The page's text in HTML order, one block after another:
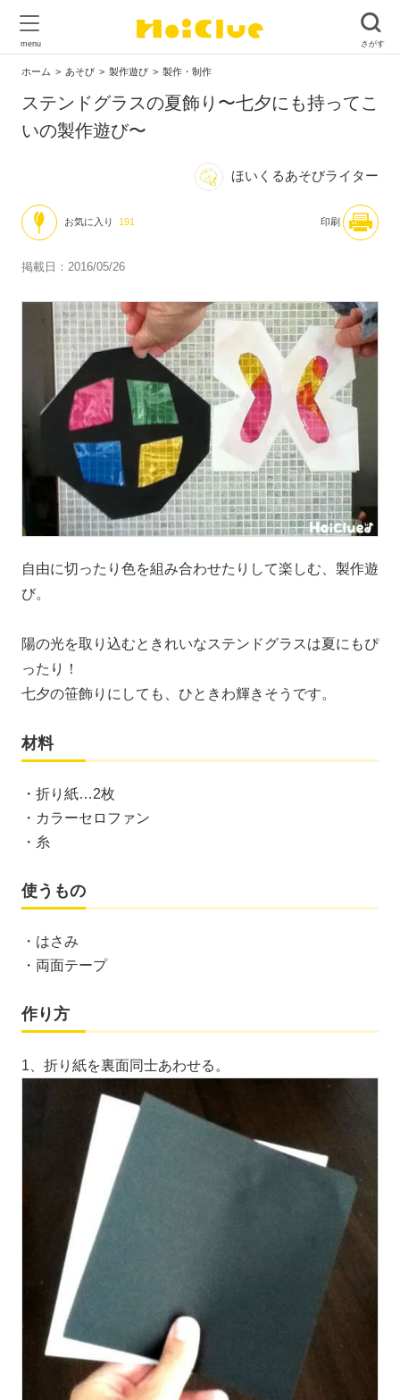
ホーム あそび 製作遊び 製作・制作
ステンドグラスの夏飾り〜七夕にも持ってこ
いの製作遊び〜
ほいくるあそびライター
お気に入り 191 印刷
掲載日：2016/05/26
自由に切ったり色を組み合わせたりして楽しむ、製作遊
び。
陽の光を取り込むときれいなステンドグラスは夏にもぴ
ったり！
七夕の笹飾りにしても、ひときわ輝きそうです。
材料
・折り紙…2枚
・カラーセロファン
・糸
使うもの
・はさみ
・両面テープ
作り方
1、折り紙を裏面同士あわせる。